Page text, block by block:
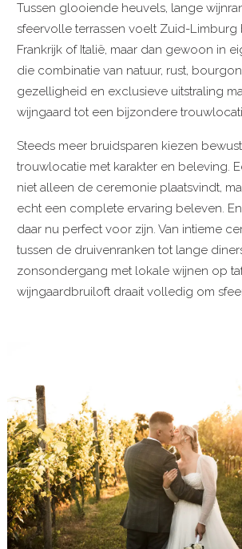
Tussen glooiende heuvels, lange
sfeervolle terrassen voelt Zuid-Limburg
Frankrijk of Italië, maar dan gewoon in
die combinatie van natuur, rust,
gezelligheid en exclusieve uitstraling
wijngaard tot een bijzondere
Steeds meer bruidsparen kiezen
trouwlocatie met karakter en beleving.
niet alleen de ceremonie plaatsvindt,
echt een complete ervaring beleven.
daar nu perfect voor zijn. Van intieme
tussen de druivenranken tot lange
zonsondergang met lokale wijnen op
wijngaardbruiloft draait volledig om